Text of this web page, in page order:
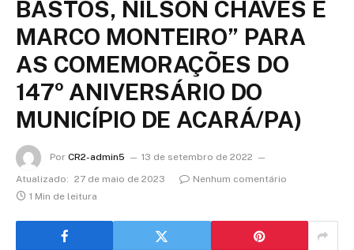
BASTOS, NILSON CHAVES E
MARCO MONTEIRO” PARA
AS COMEMORAÇÕES DO
147º ANIVERSÁRIO DO
MUNICÍPIO DE ACARÁ/PA)
Por CR2-admin5
13 de setembro de 2022
Atualizado: 27 de maio de 2023
Nenhum comentário
1 Min de leitura